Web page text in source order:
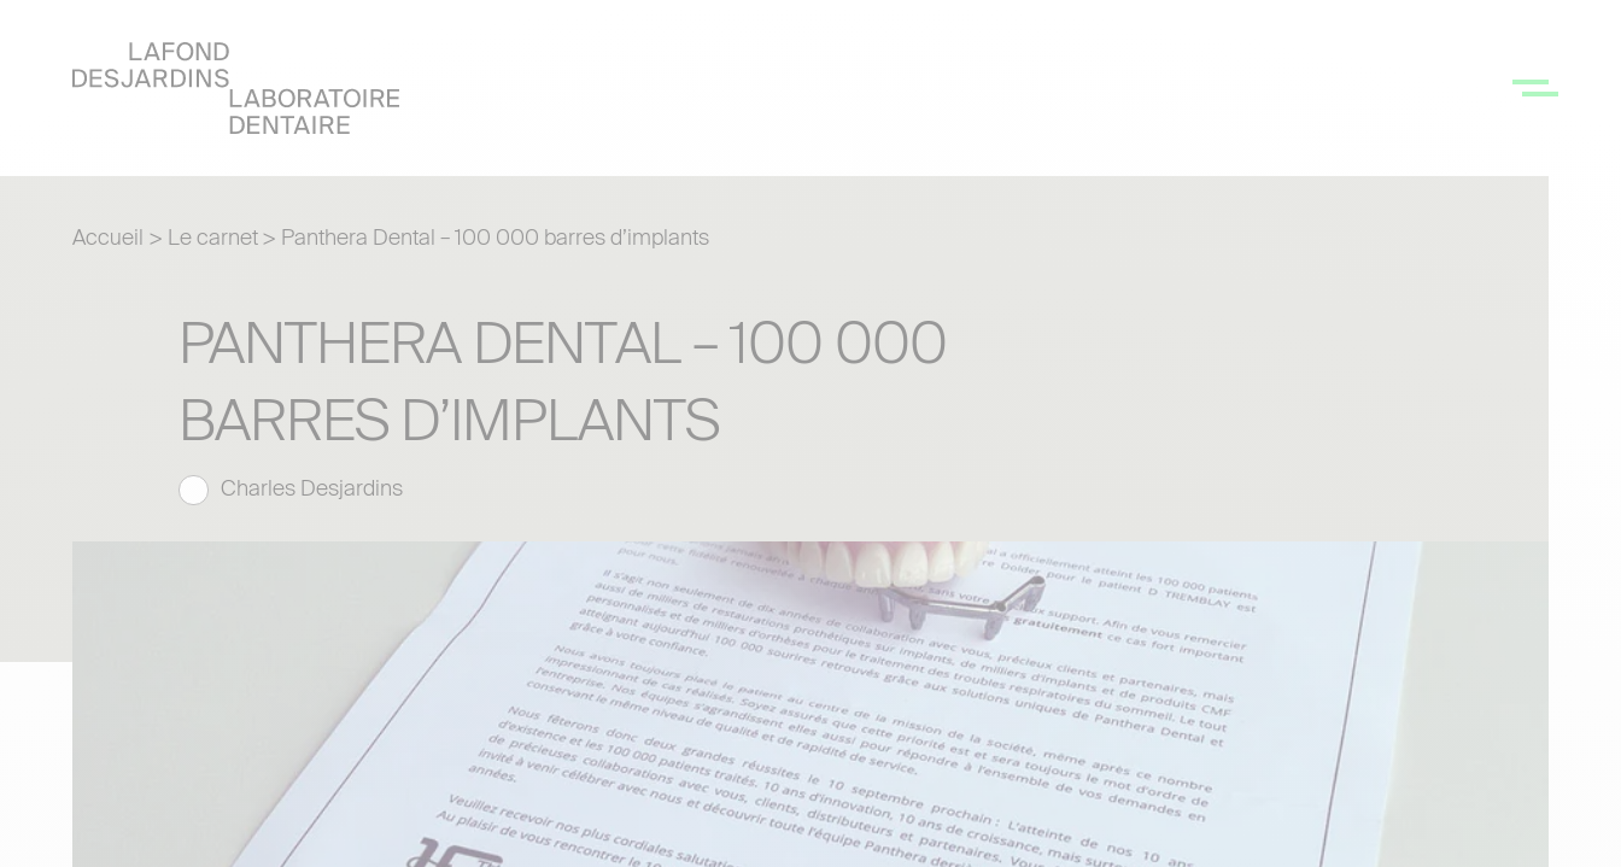
Accueil > Le carnet > Panthera Dental – 100 000 barres d’implants
PANTHERA DENTAL – 100 000
BARRES D’IMPLANTS
Charles Desjardins